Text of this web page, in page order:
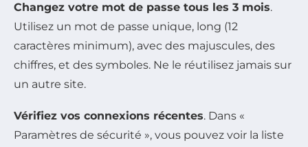
Changez votre mot de passe tous les 3 mois.
Utilisez un mot de passe unique, long (12
caractères minimum), avec des majuscules, des
chiffres, et des symboles. Ne le réutilisez jamais sur
un autre site.
Vérifiez vos connexions récentes. Dans «
Paramètres de sécurité », vous pouvez voir la liste